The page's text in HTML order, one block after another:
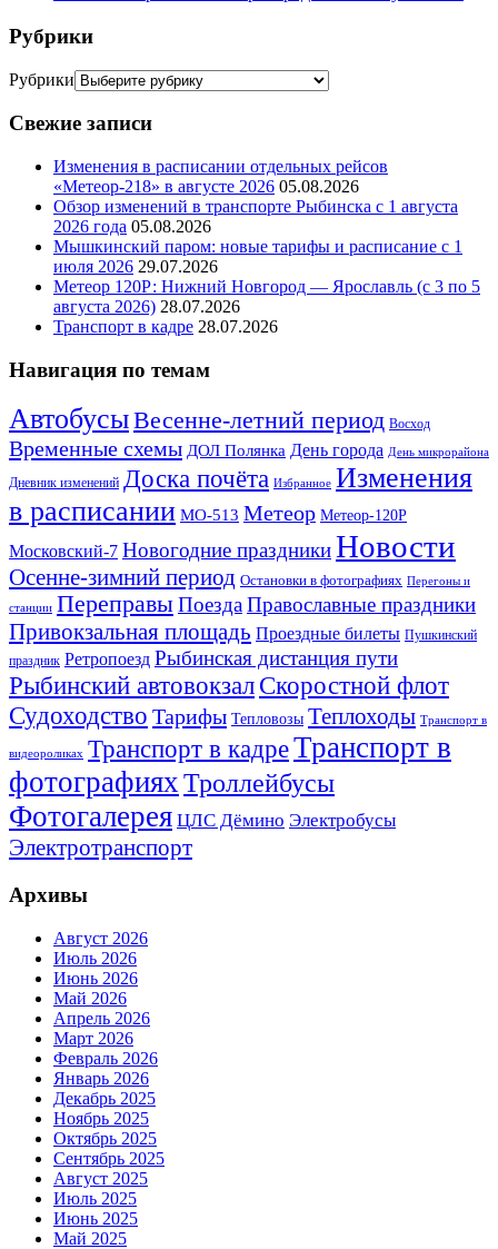
Рубрики
Рубрики
Свежие записи
Изменения в расписании отдельных рейсов
«Метеор-218» в августе 2026 05.08.2026
Обзор изменений в транспорте Рыбинска с 1 августа
2026 года 05.08.2026
Мышкинский паром: новые тарифы и расписание с 1
июля 2026 29.07.2026
Метеор 120Р: Нижний Новгород — Ярославль (с 3 по 5
августа 2026) 28.07.2026
Транспорт в кадре 28.07.2026
Навигация по темам
АвтобусыВесенне-летний период Восход
Временные схемы ДОЛ Полянка День города День микрорайона
Дневник изменений Доска почёта Избранное Изменения
в расписании МО-513 Метеор Метеор-120Р
Московский-7 Новогодние праздникиНовости
Осенне-зимний период Остановки в фотографиях Перегоны и
станции ПереправыПоездаПравославные праздники
Привокзальная площадь Проездные билеты Пушкинский
праздник Ретропоезд Рыбинская дистанция пути
Рыбинский автовокзал Скоростной флот
Судоходство Тарифы Тепловозы Теплоходы Транспорт в
видеороликах Транспорт в кадреТранспорт в
фотографияхТроллейбусы
Фотогалерея ЦЛС Дёмино Электробусы
Электротранспорт
Архивы
Август 2026
Июль 2026
Июнь 2026
Май 2026
Апрель 2026
Март 2026
Февраль 2026
Январь 2026
Декабрь 2025
Ноябрь 2025
Октябрь 2025
Сентябрь 2025
Август 2025
Июль 2025
Июнь 2025
Май 2025